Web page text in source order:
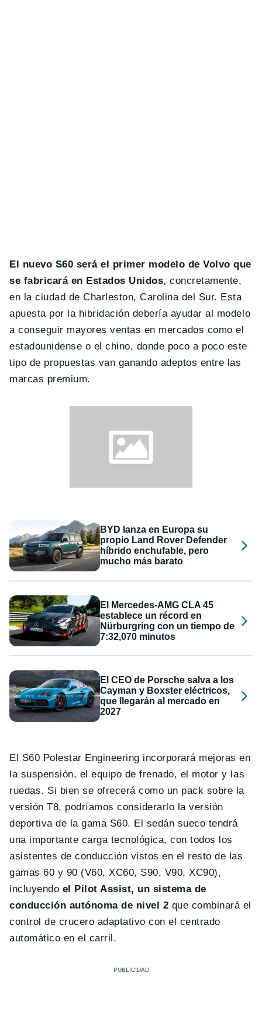
El nuevo S60 será el primer modelo de Volvo que
se fabricará en Estados Unidos, concretamente,
en la ciudad de Charleston, Carolina del Sur. Esta
apuesta por la hibridación debería ayudar al modelo
a conseguir mayores ventas en mercados como el
estadounidense o el chino, donde poco a poco este
tipo de propuestas van ganando adeptos entre las
marcas premium.
BYD lanza en Europa su
propio Land Rover Defender
híbrido enchufable, pero
mucho más barato
El Mercedes-AMG CLA 45
establece un récord en
Nürburgring con un tiempo de
7:32,070 minutos
El CEO de Porsche salva a los
Cayman y Boxster eléctricos,
que llegarán al mercado en
2027
El S60 Polestar Engineering incorporará mejoras en
la suspensión, el equipo de frenado, el motor y las
ruedas. Si bien se ofrecerá como un pack sobre la
versión T8, podríamos considerarlo la versión
deportiva de la gama S60. El sedán sueco tendrá
una importante carga tecnológica, con todos los
asistentes de conducción vistos en el resto de las
gamas 60 y 90 (V60, XC60, S90, V90, XC90),
incluyendo el Pilot Assist, un sistema de
conducción autónoma de nivel 2 que combinará el
control de crucero adaptativo con el centrado
automático en el carril.